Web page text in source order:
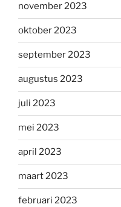
november 2023
oktober 2023
september 2023
augustus 2023
juli 2023
mei 2023
april 2023
maart 2023
februari 2023